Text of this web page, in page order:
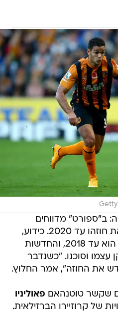
ב"ספורט" מדווחים
אמור להאריך את חוזהו עד 2020. כידוע,
החוזה של הברזילאי כיום הוא עד 2018, והחדשות
עצמו וסוכנו. "כשנדבר
את החוזה", אמר החלוץ.
שקשר טוטנהאם פאוליניו
של קרוזיירו הברזילאית.